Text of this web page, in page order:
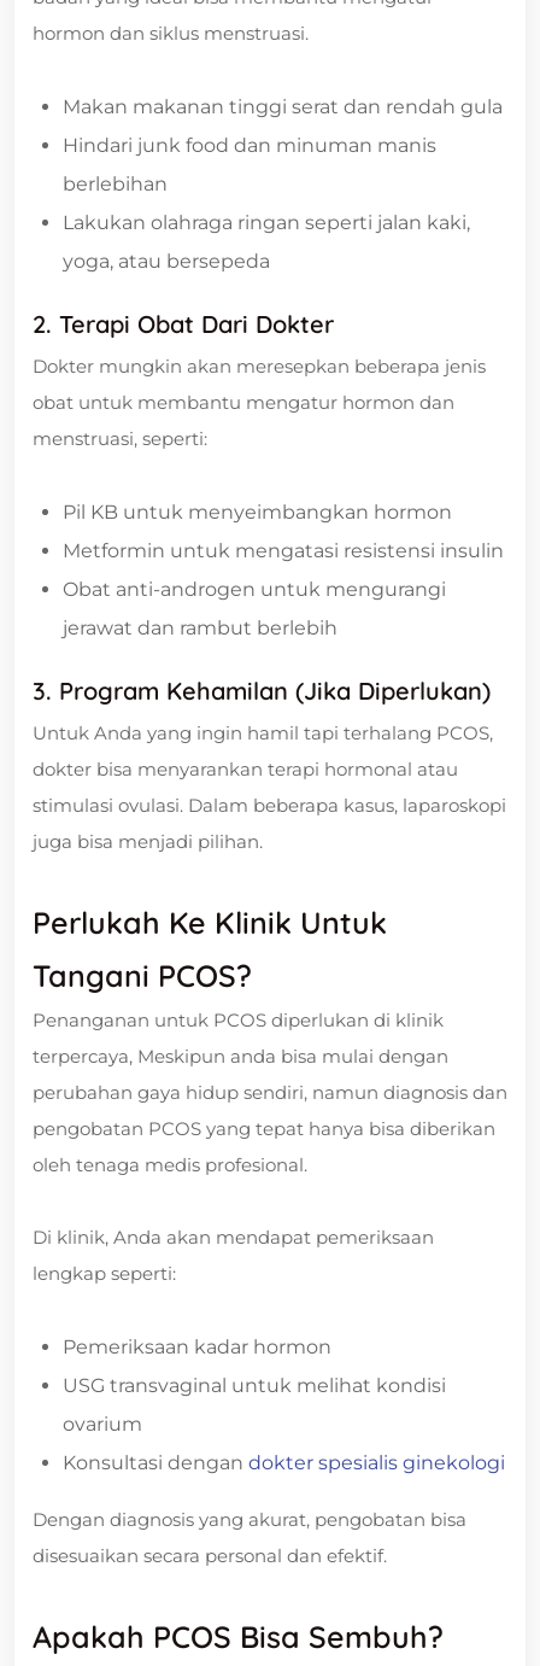
hormon dan siklus menstruasi.
Makan makanan tinggi serat dan rendah gula
Hindari junk food dan minuman manis
berlebihan
Lakukan olahraga ringan seperti jalan kaki,
yoga, atau bersepeda
2. Terapi Obat Dari Dokter
Dokter mungkin akan meresepkan beberapa jenis
obat untuk membantu mengatur hormon dan
menstruasi, seperti:
Pil KB untuk menyeimbangkan hormon
Metformin untuk mengatasi resistensi insulin
Obat anti-androgen untuk mengurangi
jerawat dan rambut berlebih
3. Program Kehamilan (Jika Diperlukan)
Untuk Anda yang ingin hamil tapi terhalang PCOS,
dokter bisa menyarankan terapi hormonal atau
stimulasi ovulasi. Dalam beberapa kasus, laparoskopi
juga bisa menjadi pilihan.
Perlukah Ke Klinik Untuk
Tangani PCOS?
Penanganan untuk PCOS diperlukan di klinik
terpercaya, Meskipun anda bisa mulai dengan
perubahan gaya hidup sendiri, namun diagnosis dan
pengobatan PCOS yang tepat hanya bisa diberikan
oleh tenaga medis profesional.
Di klinik, Anda akan mendapat pemeriksaan
lengkap seperti:
Pemeriksaan kadar hormon
USG transvaginal untuk melihat kondisi
ovarium
Konsultasi dengan dokter spesialis ginekologi
Dengan diagnosis yang akurat, pengobatan bisa
disesuaikan secara personal dan efektif.
Apakah PCOS Bisa Sembuh?